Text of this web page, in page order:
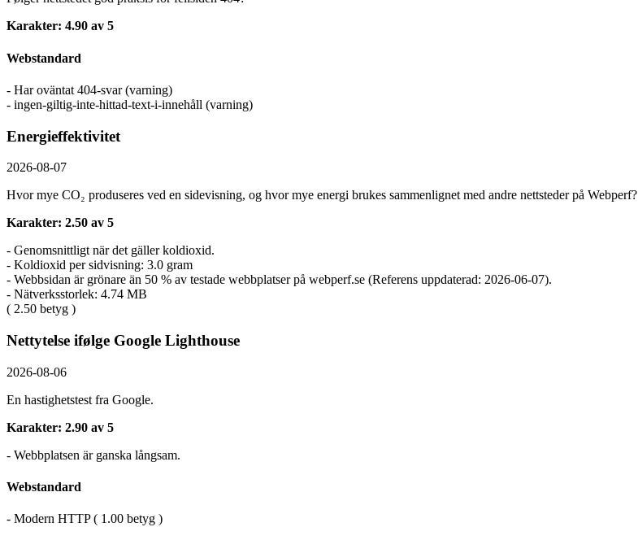
Karakter: 4.90 av 5
Webstandard
- Har oväntat 404-svar (varning)
- ingen-giltig-inte-hittad-text-i-innehåll (varning)
Energieffektivitet
2026-08-07
Hvor mye CO₂ produseres ved en sidevisning, og hvor mye energi brukes sammenlignet med andre nettsteder på Webperf?
Karakter: 2.50 av 5
- Genomsnittligt när det gäller koldioxid.
- Koldioxid per sidvisning: 3.0 gram
- Webbsidan är grönare än 50 % av testade webbplatser på webperf.se (Referens uppdaterad: 2026-06-07).
- Nätverksstorlek: 4.74 MB
( 2.50 betyg )
Nettytelse ifølge Google Lighthouse
2026-08-06
En hastighetstest fra Google.
Karakter: 2.90 av 5
- Webbplatsen är ganska långsam.
Webstandard
- Modern HTTP ( 1.00 betyg )